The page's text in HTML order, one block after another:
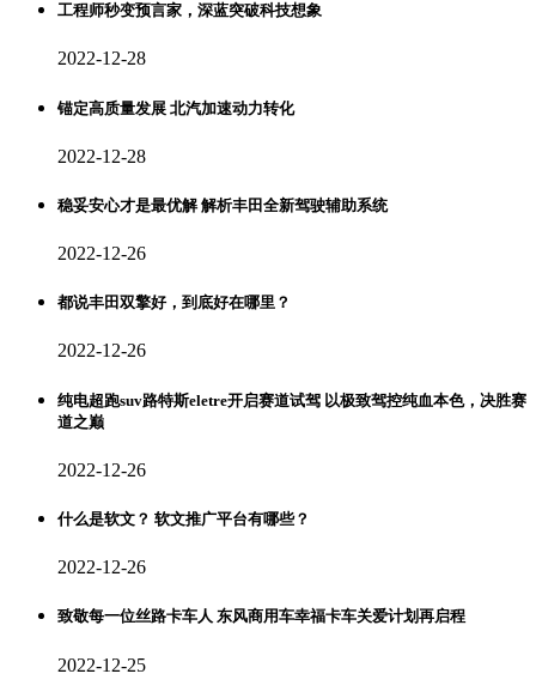
工程师秒变预言家，深蓝突破科技想象
2022-12-28
锚定高质量发展 北汽加速动力转化
2022-12-28
稳妥安心才是最优解 解析丰田全新驾驶辅助系统
2022-12-26
都说丰田双擎好，到底好在哪里？
2022-12-26
纯电超跑suv路特斯eletre开启赛道试驾 以极致驾控纯血本色，决胜赛
道之巅
2022-12-26
什么是软文？ 软文推广平台有哪些？
2022-12-26
致敬每一位丝路卡车人 东风商用车幸福卡车关爱计划再启程
2022-12-25